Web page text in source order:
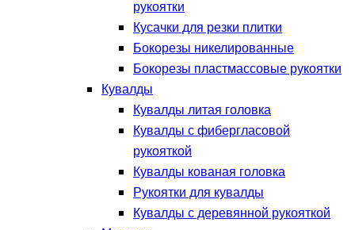
рукоятки
Кусачки для резки плитки
Бокорезы никелированные
Бокорезы пластмассовые рукоятки
Кувалды
Кувалды литая головка
Кувалды с фибергласовой
рукояткой
Кувалды кованая головка
Рукоятки для кувалды
Кувалды с деревянной рукояткой